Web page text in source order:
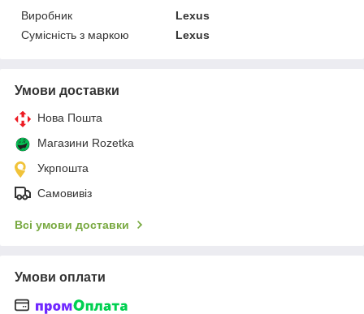
Виробник
Lexus
Сумісність з маркою
Lexus
Умови доставки
Нова Пошта
Магазини Rozetka
Укрпошта
Самовивіз
Всі умови доставки
Умови оплати